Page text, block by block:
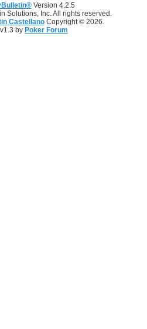
Version 4.2.5
Solutions, Inc. All rights reserved.
CastellanoCopyright © 2026.
by Poker Forum